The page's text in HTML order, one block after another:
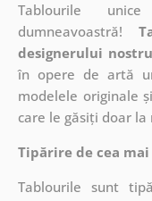
Tablourile
dumneavoastră!
designerului
în opere de artă
modelele originale
care le găsiți doar la
Tipărire de cea
Tablourile sunt